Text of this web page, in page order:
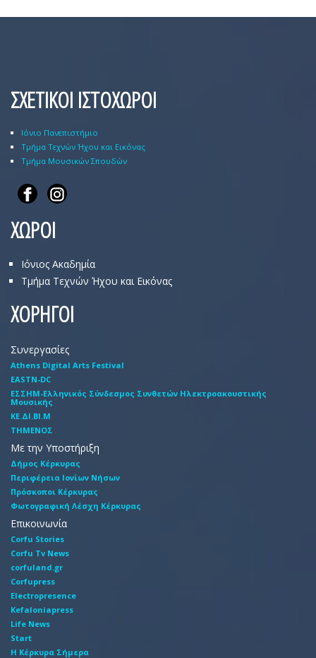
ΣΧΕΤΙΚΟΙ ΙΣΤΟΧΩΡΟΙ
Ιόνιο Πανεπιστήμιο
Τμήμα Τεχνών Ήχου και Εικόνας
Τμήμα Μουσικών Σπουδών
ΧΩΡΟΙ
Ιόνιος Ακαδημία
Τμήμα Τεχνών Ήχου και Εικόνας
ΧΟΡΗΓΟΙ
Συνεργασίες
Athens Digital Arts Festival
EASTN-DC
EΣΣHM-Eλληνικός Σύνδεσμος Συνθετών Hλεκτροακουστικής
Mουσικής
ΚΕ.ΔΙ.ΒΙ.Μ
ΤΗΜΕΝΟΣ
Με την Υποστήριξη
Δήμος Κέρκυρας
Περιφέρεια Ιονίων Νήσων
Πρόσκοποι Κέρκυρας
Φωτογραφική Λέσχη Κέρκυρας
Επικοινωνία
Corfu Stories
Corfu Tv News
corfuland.gr
Corfupress
Electropresence
Kefaloniapress
Life News
Start
Η Κέρκυρα Σήμερα